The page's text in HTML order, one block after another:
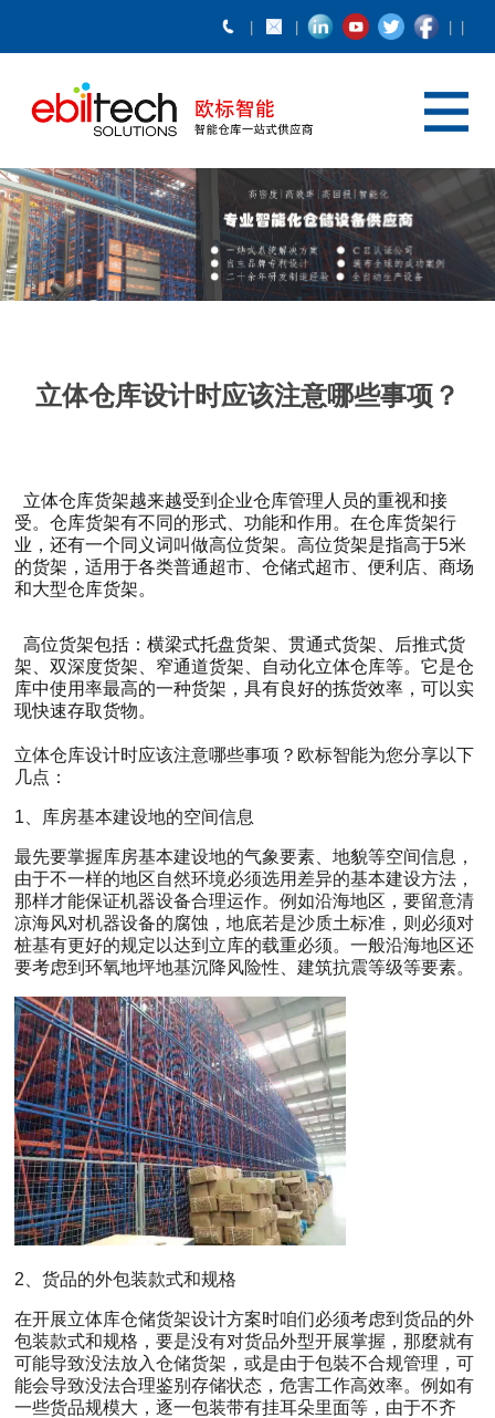
立体仓库设计时应该注意哪些事项？
立体仓库货架越来越受到企业仓库管理人员的重视和接
受。仓库货架有不同的形式、功能和作用。在仓库货架行
业，还有一个同义词叫做高位货架。高位货架是指高于5米
的货架，适用于各类普通超市、仓储式超市、便利店、商场
和大型仓库货架。
高位货架包括：横梁式托盘货架、贯通式货架、后推式货
架、双深度货架、窄通道货架、自动化立体仓库等。它是仓
库中使用率最高的一种货架，具有良好的拣货效率，可以实
现快速存取货物。
立体仓库设计时应该注意哪些事项？欧标智能为您分享以下
几点：
1、库房基本建设地的空间信息
最先要掌握库房基本建设地的气象要素、地貌等空间信息，
由于不一样的地区自然环境必须选用差异的基本建设方法，
那样才能保证机器设备合理运作。例如沿海地区，要留意清
凉海风对机器设备的腐蚀，地底若是沙质土标准，则必须对
桩基有更好的规定以达到立库的载重必须。一般沿海地区还
要考虑到环氧地坪地基沉降风险性、建筑抗震等级等要素。
2、货品的外包装款式和规格
在开展立体库仓储货架设计方案时咱们必须考虑到货品的外
包装款式和规格，要是没有对货品外型开展掌握，那麼就有
可能导致没法放入仓储货架，或是由于包裝不合规管理，可
能会导致没法合理鉴别存储状态，危害工作高效率。例如有
一些货品规模大，逐一包装带有挂耳朵里面等，由于不齐